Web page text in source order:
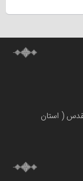
( استان